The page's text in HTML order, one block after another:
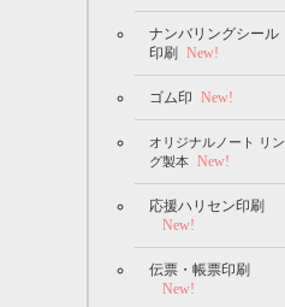
ナンバリングシール
印刷
New!
ゴム印 New!
オリジナルノート リン
グ製本 New!
応援ハリセン印刷
New!
伝票・帳票印刷
New!